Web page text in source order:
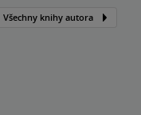
Všechny knihy autora